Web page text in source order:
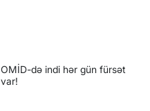
OMİD-də indi hər gün fürsət
var!